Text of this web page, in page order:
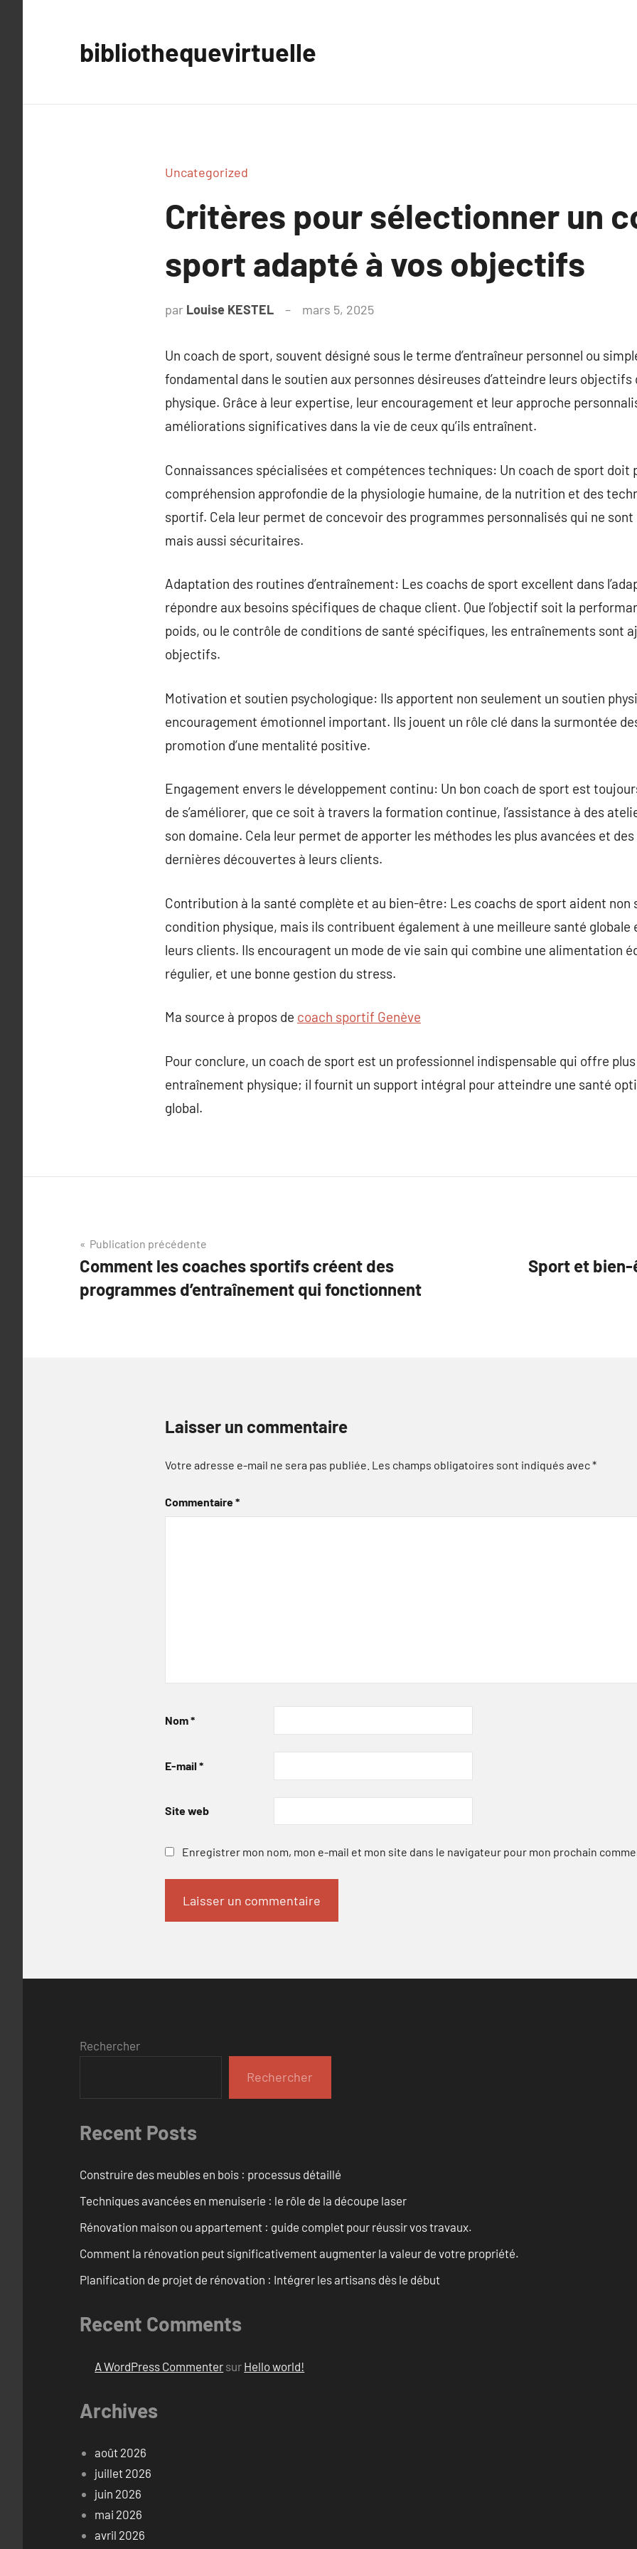
bibliothequevirtuelle
Uncategorized
Critères pour sélectionner un
sport adapté à vos objectifs
par Louise KESTEL mars 5, 2025
Un coach de sport, souvent désigné sous le terme d’entraîneur personnel ou
fondamental dans le soutien aux personnes désireuses d’atteindre leurs
physique. Grâce à leur expertise, leur encouragement et leur approche
améliorations significatives dans la vie de ceux qu’ils entraînent.
Connaissances spécialisées et compétences techniques: Un coach de sport doit
compréhension approfondie de la physiologie humaine, de la nutrition et des
sportif. Cela leur permet de concevoir des programmes personnalisés qui ne
mais aussi sécuritaires.
Adaptation des routines d’entraînement: Les coachs de sport excellent dans
répondre aux besoins spécifiques de chaque client. Que l’objectif soit la
poids, ou le contrôle de conditions de santé spécifiques, les entraînements sont
objectifs.
Motivation et soutien psychologique: Ils apportent non seulement un soutien
encouragement émotionnel important. Ils jouent un rôle clé dans la surmontée
promotion d’une mentalité positive.
Engagement envers le développement continu: Un bon coach de sport est
de s’améliorer, que ce soit à travers la formation continue, l’assistance à des
son domaine. Cela leur permet de apporter les méthodes les plus avancées et
dernières découvertes à leurs clients.
Contribution à la santé complète et au bien-être: Les coachs de sport aident non
condition physique, mais ils contribuent également à une meilleure santé
leurs clients. Ils encouragent un mode de vie sain qui combine une alimentation
régulier, et une bonne gestion du stress.
Ma source à propos de coach sportif Genève
Pour conclure, un coach de sport est un professionnel indispensable qui offre plus
entraînement physique; il fournit un support intégral pour atteindre une santé
global.
Navigation
de
l’article
Publication précédente
Comment les coaches sportifs créent des
programmes d’entraînement qui fonctionnent
Sport et
Laisser un commentaire
Votre adresse e-mail ne sera pas publiée. Les champs obligatoires sont indiqués avec*
Commentaire*
Nom*
E-mail *
Site web
Enregistrer mon nom, mon e-mail et mon site dans le navigateur pour mon prochain
Rechercher
Rechercher
Recent Posts
Construire des meubles en bois : processus détaillé
Techniques avancées en menuiserie : le rôle de la découpe laser
Rénovation maison ou appartement : guide complet pour réussir vos travaux.
Comment la rénovation peut significativement augmenter la valeur de votre propriété.
Planification de projet de rénovation : Intégrer les artisans dès le début
Recent Comments
A WordPress Commenter sur Hello world!
Archives
août 2026
juillet 2026
juin 2026
mai 2026
avril 2026